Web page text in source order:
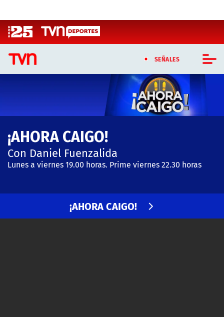
SEÑALES
CASTING MASTERCHEF CHILE
CASTING TVN VERTICAL
TVN VERTICAL
TVN PLAY
¡AHORA CAIGO!
Con Daniel Fuenzalida
Lunes a viernes 19.00 horas. Prime viernes 22.30 horas
¡AHORA CAIGO!